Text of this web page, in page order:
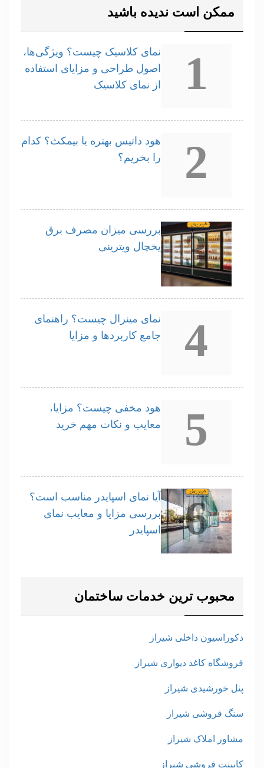
ممکن است ندیده باشید
1
نمای کلاسیک چیست؟ ویژگی‌ها،
اصول طراحی و مزایای استفاده
از نمای کلاسیک
2
هود داتیس بهتره یا بیمکث؟ کدام
را بخریم؟
3
بررسی میزان مصرف برق
یخچال ویترینی
4
نمای مینرال چیست؟ راهنمای
جامع کاربردها و مزایا
5
هود مخفی چیست؟ مزایا،
معایب و نکات مهم خرید
6
آیا نمای اسپایدر مناسب است؟
بررسی مزایا و معایب نمای
اسپایدر
محبوب ترین خدمات ساختمان
دکوراسیون داخلی شیراز
فروشگاه کاغذ دیواری شیراز
پنل خورشیدی شیراز
سنگ فروشی شیراز
مشاور املاک شیراز
کابینت فروشی شیراز